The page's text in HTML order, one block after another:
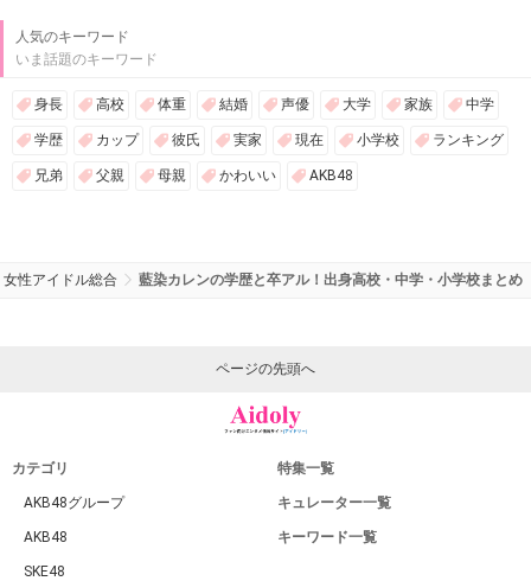
人気のキーワード
いま話題のキーワード
身長 高校 体重 結婚 声優 大学 家族 中学
学歴 カップ 彼氏 実家 現在 小学校 ランキング
兄弟 父親 母親 かわいい AKB48
女性アイドル総合 藍染カレンの学歴と卒アル！出身高校・中学・小学校まとめ
ページの先頭へ
カテゴリ
AKB48グループ
AKB48
SKE48
特集一覧
キュレーター一覧
キーワード一覧